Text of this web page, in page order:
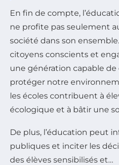
En fin de compte,
ne profite pas seulement
société dans son
citoyens conscients et
une génération capable
protéger notre
les écoles contribuent à
écologique et à bâtir une
De plus, l’éducation peut
publiques et inciter les
des élèves sensibilisés et…